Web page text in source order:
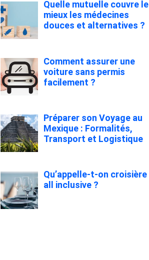
Quelle mutuelle couvre le
mieux les médecines
douces et alternatives ?
Comment assurer une
voiture sans permis
facilement ?
Préparer son Voyage au
Mexique : Formalités,
Transport et Logistique
Qu’appelle-t-on croisière
all inclusive ?